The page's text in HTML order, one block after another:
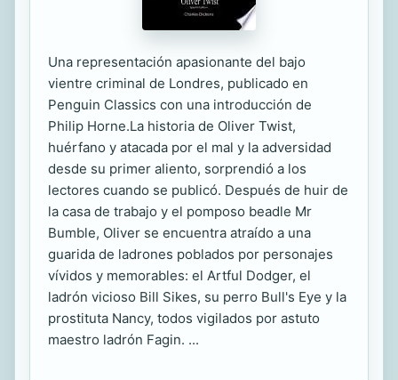
Una representación apasionante del bajo
vientre criminal de Londres, publicado en
Penguin Classics con una introducción de
Philip Horne.La historia de Oliver Twist,
huérfano y atacada por el mal y la adversidad
desde su primer aliento, sorprendió a los
lectores cuando se publicó. Después de huir de
la casa de trabajo y el pomposo beadle Mr
Bumble, Oliver se encuentra atraído a una
guarida de ladrones poblados por personajes
vívidos y memorables: el Artful Dodger, el
ladrón vicioso Bill Sikes, su perro Bull's Eye y la
prostituta Nancy, todos vigilados por astuto
maestro ladrón Fagin. ...